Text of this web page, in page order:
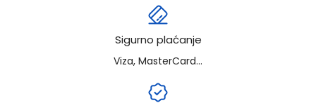
Sigurno plaćanje
Viza, MasterCard...